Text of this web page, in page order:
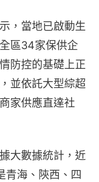
，當地已啟動生
區34家保供企
防控的基礎上正
並依託大型綜超
家供應直達社
大數據統計，近
青海、陝西、四